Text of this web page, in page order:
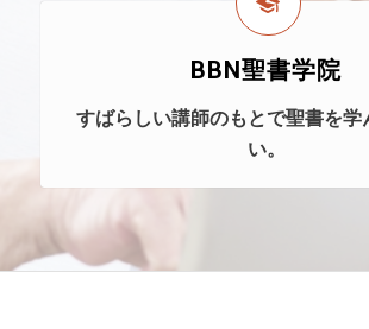
BBN聖書学院
すばらしい講師のもとで聖書を学
い。